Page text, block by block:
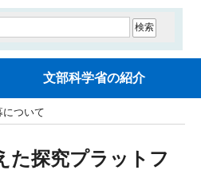
文部科学省の紹介
ついて
た探究プラットフ